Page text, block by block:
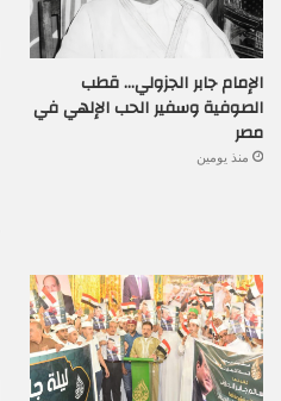
الإمام جابر الجزولي… قطب
الصوفية وسفير الحب الإلهي في
مصر
منذ يومين